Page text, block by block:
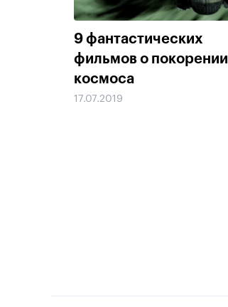
9 фантастических
фильмов о покорении
космоса
17.07.2019